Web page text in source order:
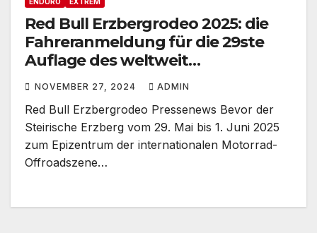
Red Bull Erzbergrodeo 2025: die
Fahreranmeldung für die 29ste
Auflage des weltweit
renommiertesten Extreme Enduro
Rennens startet am Montag, den
18. November!
NOVEMBER 27, 2024 ADMIN
Red Bull Erzbergrodeo Pressenews Bevor der
Steirische Erzberg vom 29. Mai bis 1. Juni 2025
zum Epizentrum der internationalen Motorrad-
Offroadszene…